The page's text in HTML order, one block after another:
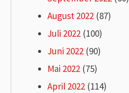
August 2022 (87)
Juli 2022 (100)
Juni 2022 (90)
Mai 2022 (75)
April 2022 (114)